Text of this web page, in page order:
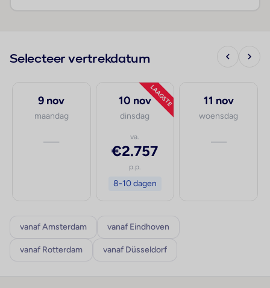
Selecteer vertrekdatum
9 nov
maandag
—
LAAGSTE
10 nov
dinsdag
va.
€2.757
p.p.
8-10 dagen
11 nov
woensdag
—
vanaf Amsterdam vanaf Eindhoven
vanaf Rotterdam vanaf Düsseldorf